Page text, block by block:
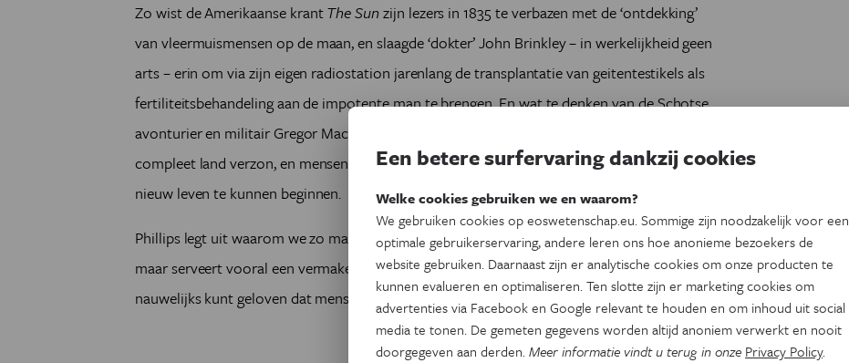
Zo wist de Amerikaanse krantThe Sunzijn lezers in 1835 te verbazen met de ‘ontdekking’
van vleermuismensen op de maan, en slaagde ‘dokter’ John Brinkley – in werkelijkheid geen
arts – erin om via zijn eigen radiostation jarenlang de transplantatie van geitentestikels als
fertiliteitsbehandeling aan de impotente man te brengen. En wat te denken van de Schotse
avonturier en militair Gregor MacGregor, die in de 19de eeuw geen gebergte, maar een
compleet land verzon, en mensen zo ver kreeg dat ze hem vorstelijk betaalden om er een
nieuw leven te kunnen beginnen.
Phillips legt uit waarom we zo makkelijk te bedotten zijn, en wat we daaraan kunnen doen,
maar serveert vooral een vermakelijke selectie leugens en onwaarheden waarvan je vaak
nauwelijks kunt geloven dat mensen ze ooit hebben geloofd.
Een betere surfervaring dankzij cookies
Welke cookies gebruiken we en waarom?
We gebruiken cookies op eoswetenschap.eu. Sommige zijn noodzakelijk voor een
optimale gebruikerservaring, andere leren ons hoe anonieme bezoekers de
website gebruiken. Daarnaast zijn er analytische cookies om onze producten te
kunnen evalueren en optimaliseren. Ten slotte zijn er marketing cookies om
advertenties via Facebook en Google relevant te houden en om inhoud uit social
media te tonen. De gemeten gegevens worden altijd anoniem verwerkt en nooit
doorgegeven aan derden.Meer informatie vindt u terug in onze Privacy Policy.